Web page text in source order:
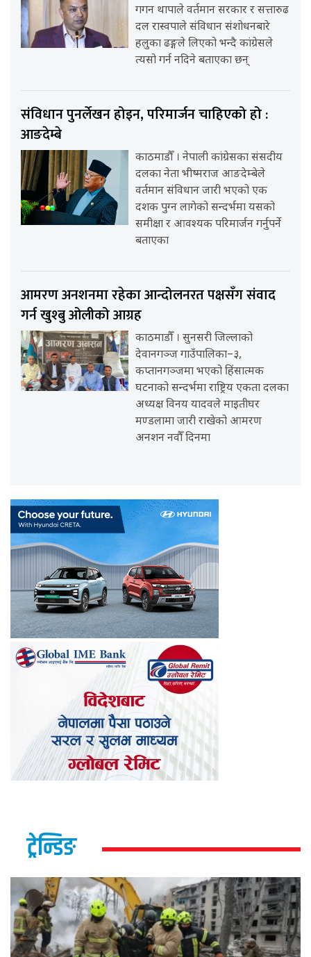
गगन थापाले वर्तमान सरकार र सत्तारुढ
दल रास्वपाले संविधान संशोधनबारे
हलुका ढङ्गले लिएको भन्दै कांग्रेसले
त्यसो गर्न नदिने बताएका छन्
संविधान पुनर्लेखन होइन, परिमार्जन चाहिएको हो :
आङदेम्बे
काठमाडौँ । नेपाली कांग्रेसका संसदीय
दलका नेता भीष्मराज आङदेम्बेले
वर्तमान संविधान जारी भएको एक
दशक पुग्न लागेको सन्दर्भमा यसको
समीक्षा र आवश्यक परिमार्जन गर्नुपर्ने
बताएका
आमरण अनशनमा रहेका आन्दोलनरत पक्षसँग संवाद
गर्न खुश्बु ओलीको आग्रह
काठमाडौँ । सुनसरी जिल्लाको
देवानगञ्ज गाउँपालिका–३,
कप्तानगञ्जमा भएको हिंसात्मक
घटनाको सन्दर्भमा राष्ट्रिय एकता दलका
अध्यक्ष विनय यादवले माइतीघर
मण्डलामा जारी राखेको आमरण
अनशन नवौँ दिनमा
ट्रेन्डिङ